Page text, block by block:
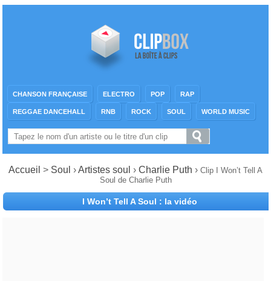
CHANSON FRANÇAISE ELECTRO POP RAP
REGGAE DANCEHALL RNB ROCK SOUL WORLD MUSIC
Accueil > Soul ›Artistes soul › Charlie Puth › Clip I Won’t Tell A
Soul de Charlie Puth
I Won’t Tell A Soul : la vidéo